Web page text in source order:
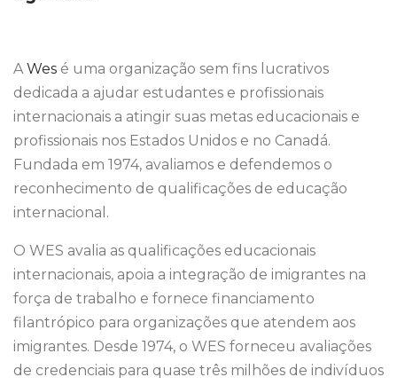
AWes é uma organização sem fins lucrativos
dedicada a ajudar estudantes e profissionais
internacionais a atingir suas metas educacionais e
profissionais nos Estados Unidos e no Canadá.
Fundada em 1974, avaliamos e defendemos o
reconhecimento de qualificações de educação
internacional.
O WES avalia as qualificações educacionais
internacionais, apoia a integração de imigrantes na
força de trabalho e fornece financiamento
filantrópico para organizações que atendem aos
imigrantes. Desde 1974, o WES forneceu avaliações
de credenciais para quase três milhões de indivíduos